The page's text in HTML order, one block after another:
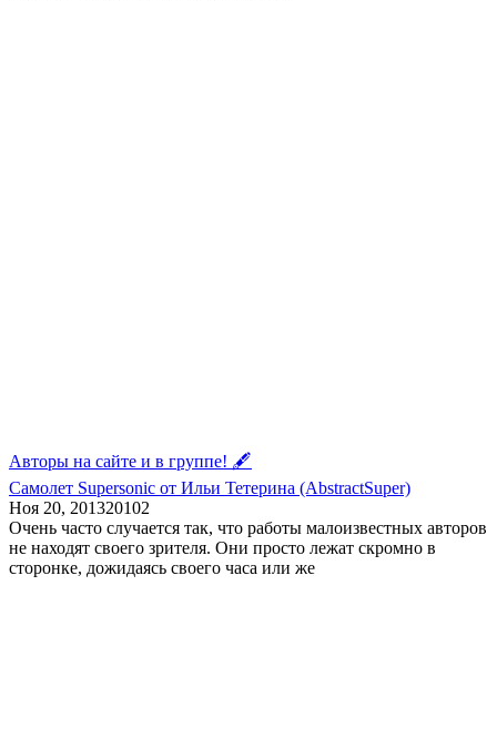
Авторы на сайте и в группе! 🖋
Самолет Supersonic от Ильи Тетерина (AbstractSuper)
Ноя 20, 201320102
Очень часто случается так, что работы малоизвестных авторов
не находят своего зрителя. Они просто лежат скромно в
сторонке, дожидаясь своего часа или же